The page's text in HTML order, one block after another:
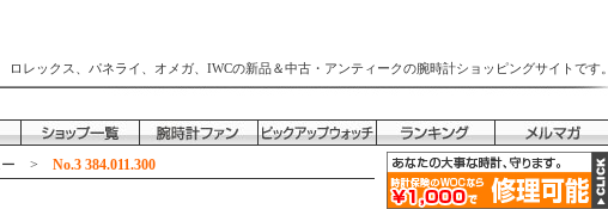
ロレックス、パネライ、オメガ、IWCの新品＆中古・アンティークの腕時計ショッピングサイトです。
> No.3 384.011.300